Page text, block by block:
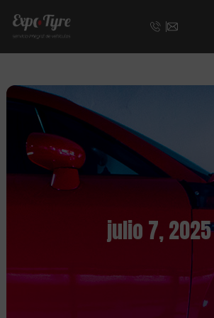
julio 7, 2025